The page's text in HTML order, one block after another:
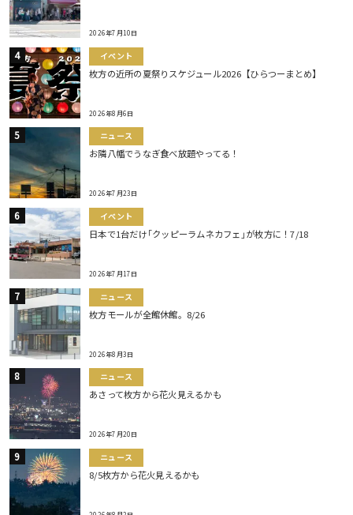
2026年7月10日
イベント
枚方の近所の夏祭りスケジュール2026【ひらつーまとめ】
2026年8月6日
ニュース
お隣八幡でうなぎ食べ放題やってる！
2026年7月23日
イベント
日本で1台だけ｢クッピーラムネカフェ｣が枚方に！7/18
2026年7月17日
ニュース
枚方モールが全館休館。8/26
2026年8月3日
ニュース
あさって枚方から花火見えるかも
2026年7月20日
ニュース
8/5枚方から花火見えるかも